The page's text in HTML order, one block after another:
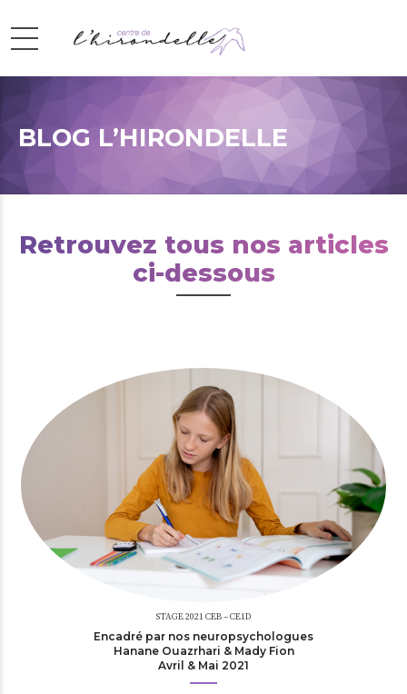
BLOG L’HIRONDELLE
Retrouvez tous nos articles
ci-dessous
STAGE 2021 CEB – CE1D
Encadré par nos neuropsychologues
Hanane Ouazrhari & Mady Fion
Avril & Mai 2021